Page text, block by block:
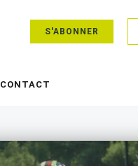
S'ABONNER
CONTACT